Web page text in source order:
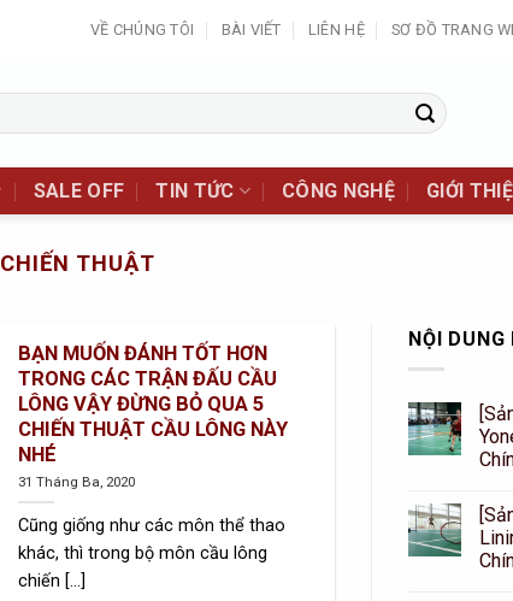
VỀ CHÚNG TÔI BÀI VIẾT LIÊN HỆ SƠ ĐỒ TRANG
SALE OFF TIN TỨC CÔNG NGHỆ GIỚI
CHIẾN THUẬT
BẠN MUỐN ĐÁNH TỐT HƠN
TRONG CÁC TRẬN ĐẤU CẦU
LÔNG VẬY ĐỪNG BỎ QUA 5
CHIẾN THUẬT CẦU LÔNG NÀY
NHÉ
31 Tháng Ba, 2020
Cũng giống như các môn thể thao
khác, thì trong bộ môn cầu lông
chiến [...]
NỘI